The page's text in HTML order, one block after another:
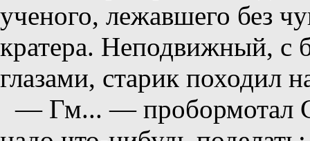
ученого, лежавшего без
кратера. Неподвижный, с
глазами, старик походил
— Гм... — пробормотал